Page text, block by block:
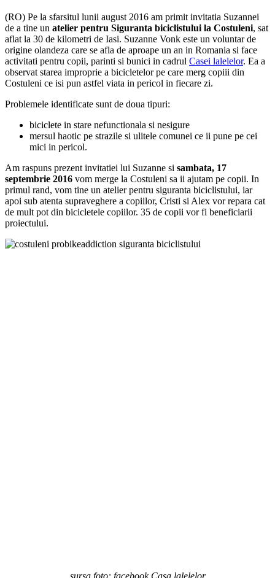
(RO) Pe la sfarsitul lunii august 2016 am primit invitatia Suzannei
de a tine un atelier pentru Siguranta biciclistului la Costuleni, sat
aflat la 30 de kilometri de Iasi. Suzanne Vonk este un voluntar de
origine olandeza care se afla de aproape un an in Romania si face
activitati pentru copii, parinti si bunici in cadrul Casei lalelelor. Ea a
observat starea improprie a bicicletelor pe care merg copiii din
Costuleni ce isi pun astfel viata in pericol in fiecare zi.
Problemele identificate sunt de doua tipuri:
biciclete in stare nefunctionala si nesigure
mersul haotic pe strazile si ulitele comunei ce ii pune pe cei
mici in pericol.
Am raspuns prezent invitatiei lui Suzanne si sambata, 17
septembrie 2016 vom merge la Costuleni sa ii ajutam pe copii. In
primul rand, vom tine un atelier pentru siguranta biciclistului, iar
apoi sub atenta supraveghere a copiilor, Cristi si Alex vor repara cat
de mult pot din bicicletele copiilor. 35 de copii vor fi beneficiarii
proiectului.